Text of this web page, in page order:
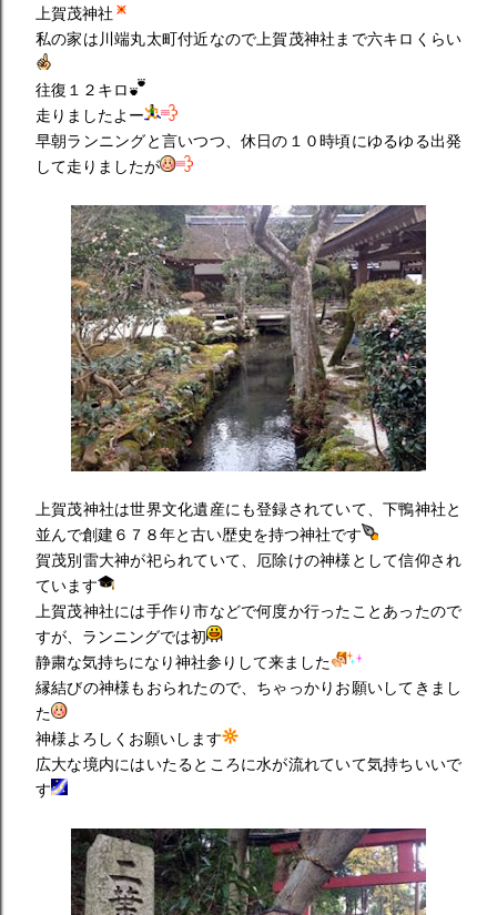
上賀茂神社
私の家は川端丸太町付近なので上賀茂神社まで六キロくらい
往復１２キロ
走りましたよー
早朝ランニングと言いつつ、休日の１０時頃にゆるゆる出発
して走りましたが
上賀茂神社は世界文化遺産にも登録されていて、下鴨神社と
並んで創建６７８年と古い歴史を持つ神社です
賀茂別雷大神が祀られていて、厄除けの神様として信仰され
ています
上賀茂神社には手作り市などで何度か行ったことあったので
すが、ランニングでは初
静粛な気持ちになり神社参りして来ました
縁結びの神様もおられたので、ちゃっかりお願いしてきまし
た
神様よろしくお願いします
広大な境内にはいたるところに水が流れていて気持ちいいで
す